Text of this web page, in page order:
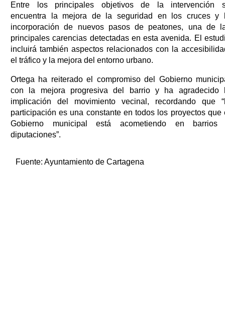
Entre los principales objetivos de la intervención
encuentra la mejora de la seguridad en los cruces y
incorporación de nuevos pasos de peatones, una de
principales carencias detectadas en esta avenida. El
incluirá también aspectos relacionados con la
el tráfico y la mejora del entorno urbano.
Ortega ha reiterado el compromiso del Gobierno
con la mejora progresiva del barrio y ha agradecido
implicación del movimiento vecinal, recordando que
participación es una constante en todos los proyectos que
Gobierno municipal está acometiendo en barrios
diputaciones”.
Fuente: Ayuntamiento de Cartagena